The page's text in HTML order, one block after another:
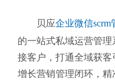
贝应企业微信scrm
的一站式私域运营管
接客户，打通全域获
增长营销管理闭环，